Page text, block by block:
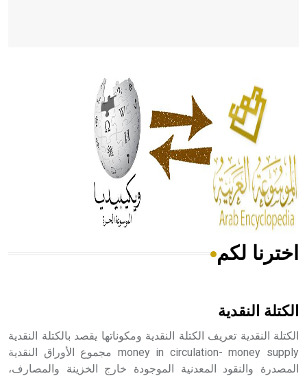
الحكم، الأدلة، تنظيم التغذية، ورسالته في جروح الرأس. ويعود
له الفضل بأنه حرر الطب من الدين والفلسفة.
- هل تعلم أن المرجان إفراز حيواني يتكون في البحر ويتركب
من مادة كربونات الكلسيوم، وهو أحمر أو شديد الحمرة وهو
أجود أنواعه، ويمتاز بكبر الحجم ويسمى الش
هل تعلم أن الأبسيد كلمة فرنسية اللفظ تم اعتمادها مصطلحاً
- هل تعلم أن أبجر Abgar اسم معروف جيداً يعود إلى عدد من
اخترنا لكم
الكتلة النقدية
الكتلة النقدية تعريف الكتلة النقدية ومكوناتها يقصد بالكتلة النقدية
money in circulation- money supply مجموع الأوراق النقدية
المصدرة والنقود المعدنية الموجودة خارج الخزينة والمصارف،